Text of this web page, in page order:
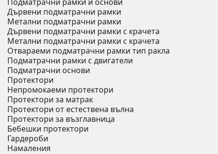
Дървени подматрачни рамки
Метални подматрачни рамки
Дървени подматрачни рамки с крачета
Метални подматрачни рамки с крачета
Отвараеми подматрачни рамки тип ракла
Подматрачни рамки с двигатели
Подматрачни основи
Протектори
Непромокаеми протектори
Протектори за матрак
Протектори от естествена вълна
Протектори за възглавница
Бебешки протектори
Гардероби
Намаления